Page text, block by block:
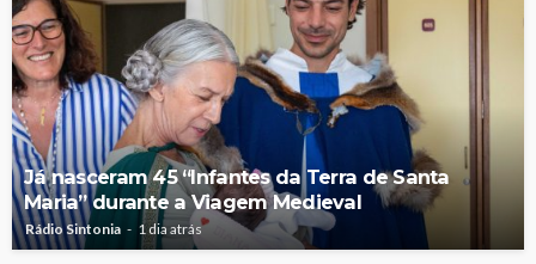
Já nasceram 45 “Infantes da Terra de Santa
Maria” durante a Viagem Medieval
Rádio Sintonia 1 dia atrás